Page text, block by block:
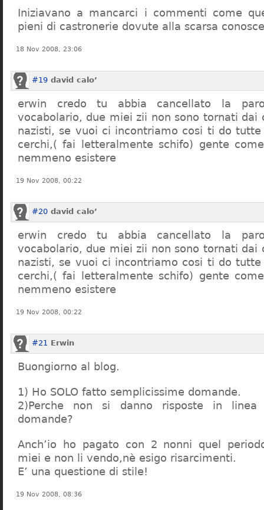
Iniziavano a mancarci i commenti come
pieni di castronerie dovute alla scarsa
18 Nov 2008, 23:06
#19 david calo’
erwin credo tu abbia cancellato la
vocabolario, due miei zii non sono tornati dai
nazisti, se vuoi ci incontriamo cosi ti do tutte
cerchi,( fai letteralmente schifo) gente
nemmeno esistere
19 Nov 2008, 00:22
#20 david calo’
erwin credo tu abbia cancellato la
vocabolario, due miei zii non sono tornati dai
nazisti, se vuoi ci incontriamo cosi ti do tutte
cerchi,( fai letteralmente schifo) gente
nemmeno esistere
19 Nov 2008, 00:22
#21 Erwin
Buongiorno al blog.
1) Ho SOLO fatto semplicissime domande.
2)Perche non si danno risposte in
domande?
Anch’io ho pagato con 2 nonni quel
miei e non li vendo,nè esigo risarcimenti.
E’ una questione di stile!
19 Nov 2008, 08:36